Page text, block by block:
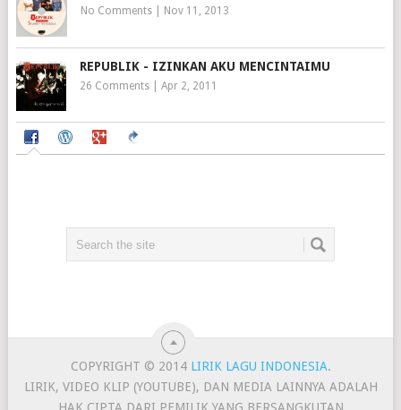
No Comments| Nov 11, 2013
REPUBLIK - IZINKAN AKU MENCINTAIMU
26 Comments| Apr 2, 2011
COPYRIGHT © 2014 LIRIK LAGU INDONESIA.
LIRIK, VIDEO KLIP (YOUTUBE), DAN MEDIA LAINNYA ADALAH